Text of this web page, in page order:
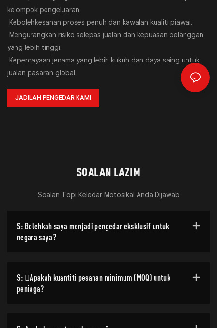
kelompok pengeluaran.
Kebolehkesanan proses penuh dan kawalan kualiti piawai.
Mengurangkan risiko selepas jualan dan kepuasan pelanggan
yang lebih tinggi.
Kepercayaan jenama yang lebih kukuh dan daya saing untuk
jualan pasaran global.
JADILAH PENGEDAR KAMI
SOALAN LAZIM
Soalan Topi Keledar Motosikal Anda Dijawab
S: Bolehkah saya menjadi pengedar eksklusif untuk
negara saya?
S: Apakah kuantiti pesanan minimum (MOQ) untuk
peniaga?